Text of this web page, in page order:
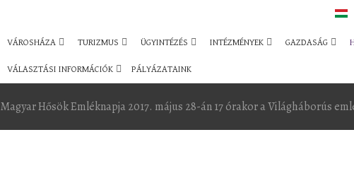
VÁROSHÁZA TURIZMUS ÜGYINTÉZÉS INTÉZMÉNYEK GAZDASÁG
VÁLASZTÁSI INFORMÁCIÓK PÁLYÁZATAINK
Magyar Hősök Emléknapja 2017. május 28-án 17 órakor a Világháborús